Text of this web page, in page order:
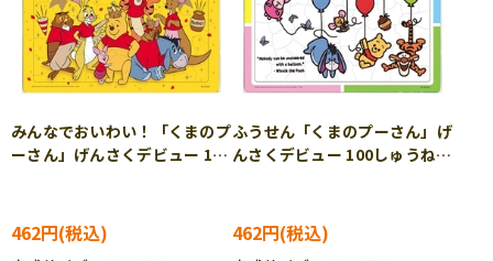
みんなでおいわい！「くまのプ
ーさん」げんさくデビュー 100
ス TEN-DC60-221 ［CP-
IT］
462円
ふうせん「くまのプーさん」げ
んさくデビュー 100しゅうねん
222 ［CP-IT］
462円